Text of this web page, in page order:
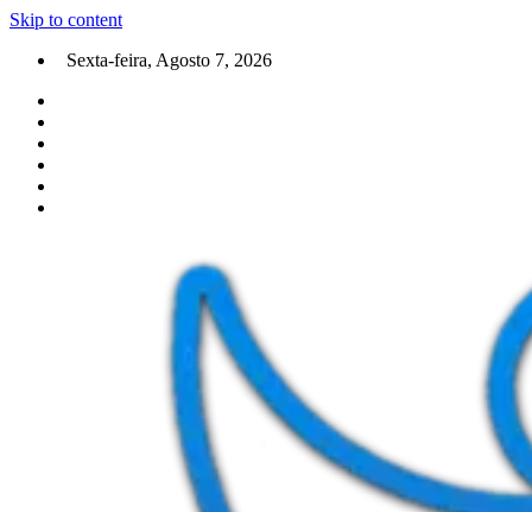
Skip to content
Sexta-feira, Agosto 7, 2026